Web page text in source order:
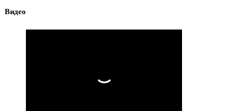
Видео